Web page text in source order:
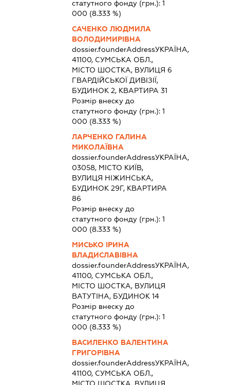
статутного фонду (грн.): 1
000 (8.333 %)
САЧЕНКО ЛЮДМИЛА
ВОЛОДИМИРІВНА
dossier.founderAddressУКРАЇНА,
41100, СУМСЬКА ОБЛ.,
МІСТО ШОСТКА, ВУЛИЦЯ 6
ГВАРДІЙСЬКОЇ ДИВІЗІЇ,
БУДИНОК 2, КВАРТИРА 31
Розмір внеску до
статутного фонду (грн.): 1
000 (8.333 %)
ЛАРЧЕНКО ГАЛИНА
МИКОЛАЇВНА
dossier.founderAddressУКРАЇНА,
03058, МІСТО КИЇВ,
ВУЛИЦЯ НІЖИНСЬКА,
БУДИНОК 29Г, КВАРТИРА
86
Розмір внеску до
статутного фонду (грн.): 1
000 (8.333 %)
МИСЬКО ІРИНА
ВЛАДИСЛАВІВНА
dossier.founderAddressУКРАЇНА,
41100, СУМСЬКА ОБЛ.,
МІСТО ШОСТКА, ВУЛИЦЯ
ВАТУТІНА, БУДИНОК 14
Розмір внеску до
статутного фонду (грн.): 1
000 (8.333 %)
ВАСИЛЕНКО ВАЛЕНТИНА
ГРИГОРІВНА
dossier.founderAddressУКРАЇНА,
41100, СУМСЬКА ОБЛ.,
МІСТО ШОСТКА, ВУЛИЦЯ